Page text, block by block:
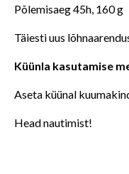
Põlemisaeg 45h, 160 g
Täiesti uus
Küünla kasutamise
Aseta küünal
Head nautimist!